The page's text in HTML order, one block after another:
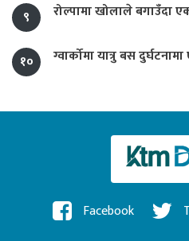
९ रोल्पामा खोलाले बगाउँदा
१० ग्वार्कोमा यात्रु बस
Facebook